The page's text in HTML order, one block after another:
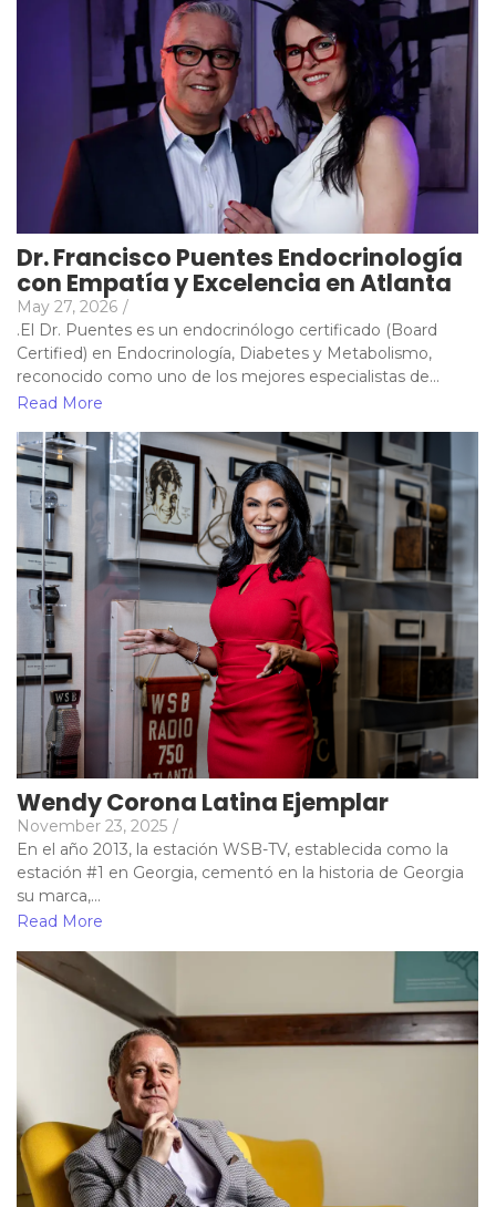
Dr. Francisco Puentes Endocrinología
con Empatía y Excelencia en Atlanta
May 27, 2026 /
.El Dr. Puentes es un endocrinólogo certificado (Board
Certified) en Endocrinología, Diabetes y Metabolismo,
reconocido como uno de los mejores especialistas de...
Read More
Wendy Corona Latina Ejemplar
November 23, 2025 /
En el año 2013, la estación WSB-TV, establecida como la
estación #1 en Georgia, cementó en la historia de Georgia
su marca,...
Read More